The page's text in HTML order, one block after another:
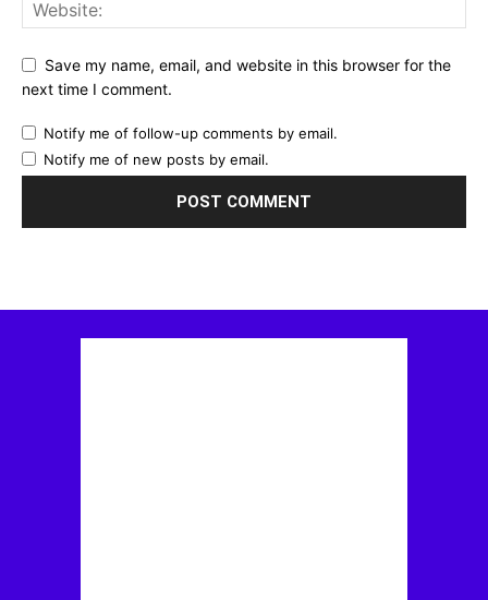
Save my name, email, and website in this browser for the
next time I comment.
Notify me of follow-up comments by email.
Notify me of new posts by email.